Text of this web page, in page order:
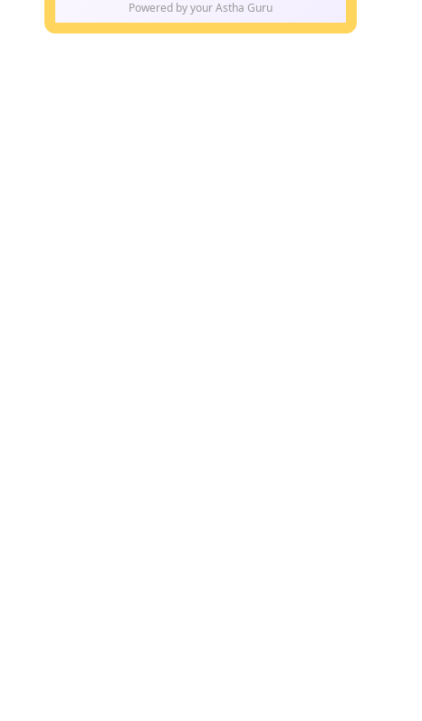
Powered by your Astha Guru